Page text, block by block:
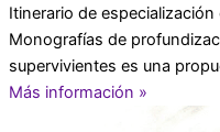
Itinerario de
Monografías de
supervivientes es una
Más información »